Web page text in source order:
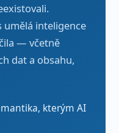
umělá inteligence
— včetně
dat a obsahu,
kterým AI